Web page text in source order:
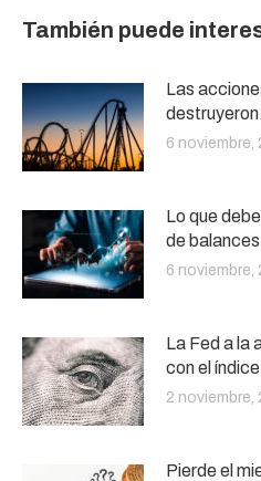
También puede
Las
6 noviembre,
Lo que
de balances
6 noviembre,
La Fed a la
con el
2 noviembre,
Pierde el